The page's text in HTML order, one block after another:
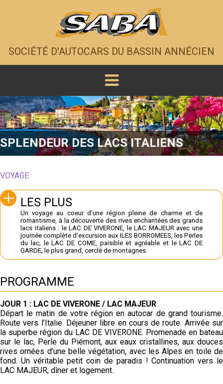
SOCIÉTÉ D'AUTOCARS DU BASSIN ANNÉCIEN
SPLENDEUR DES LACS ITALIENS
VOYAGE
LES PLUS
Un voyage au coeur d’une région pleine de charme et de
romantisme, à la découverte des rives enchantées des grands
lacs italiens : le LAC DE VIVERONE, le LAC MAJEUR avec une
journée complète d’excursion aux ILES BORROMEES, les Perles
du lac, le LAC DE COME, paisible et agréable et le LAC DE
GARDE, le plus grand, cerclé de montagnes.
PROGRAMME
JOUR 1 : LAC DE VIVERONE / LAC MAJEUR
Départ le matin de votre région en autocar de grand tourisme.
Route vers l’Italie. Déjeuner libre en cours de route. Arrivée sur
la superbe région du LAC DE VIVERONE. Promenade en bateau
sur le lac, Perle du Piémont, aux eaux cristallines, aux douces
rives ornées d’une belle végétation, avec lesAlpes en toile de
fond. Un véritable petit coin de paradis ! Continuationvers le
LAC MAJEUR, dîner et logement.